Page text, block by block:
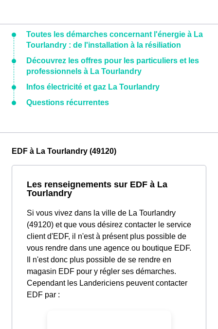
Toutes les démarches concernant l'énergie à La
Tourlandry : de l'installation à la résiliation
Découvrez les offres pour les particuliers et les
professionnels à La Tourlandry
Infos électricité et gaz La Tourlandry
Questions récurrentes
EDF à La Tourlandry (49120)
Les renseignements sur EDF à La
Tourlandry
Si vous vivez dans la ville de La Tourlandry
(49120) et que vous désirez contacter le service
client d'EDF, il n'est à présent plus possible de
vous rendre dans une agence ou boutique EDF.
Il n'est donc plus possible de se rendre en
magasin EDF pour y régler ses démarches.
Cependant les Landericiens peuvent contacter
EDF par :